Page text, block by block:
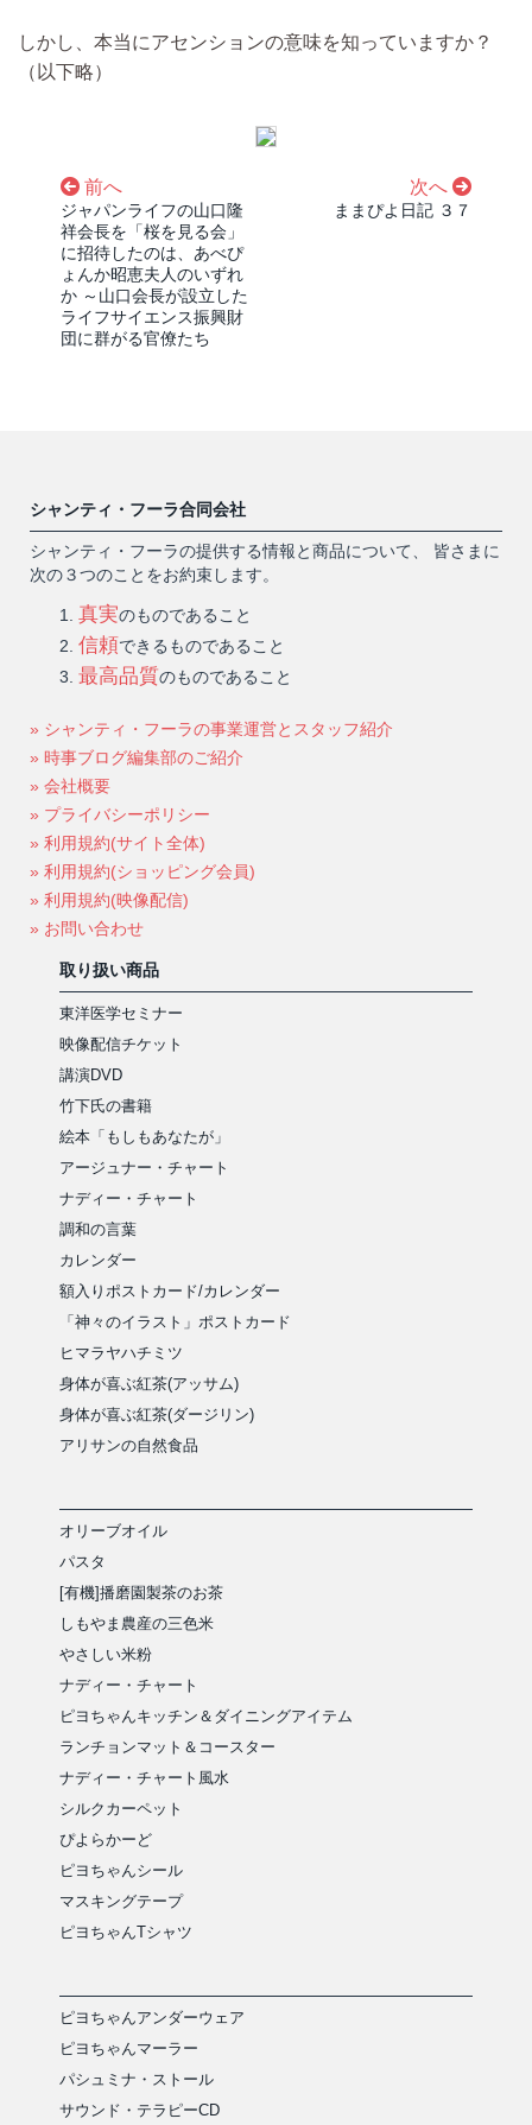
しかし、本当にアセンションの意味を知っていますか？
（以下略）
前へ
ジャパンライフの山口隆
祥会長を「桜を見る会」
に招待したのは、あべぴ
ょんか昭恵夫人のいずれ
か ～山口会長が設立した
ライフサイエンス振興財
団に群がる官僚たち
次へ
ままぴよ日記 ３７
シャンティ・フーラ合同会社
シャンティ・フーラの提供する情報と商品について、 皆さまに
次の３つのことをお約束します。
真実のものであること
信頼できるものであること
最高品質のものであること
» シャンティ・フーラの事業運営とスタッフ紹介
» 時事ブログ編集部のご紹介
» 会社概要
» プライバシーポリシー
» 利用規約(サイト全体)
» 利用規約(ショッピング会員)
» 利用規約(映像配信)
» お問い合わせ
取り扱い商品
東洋医学セミナー
映像配信チケット
講演DVD
竹下氏の書籍
絵本「もしもあなたが」
アージュナー・チャート
ナディー・チャート
調和の言葉
カレンダー
額入りポストカード/カレンダー
「神々のイラスト」ポストカード
ヒマラヤハチミツ
身体が喜ぶ紅茶(アッサム)
身体が喜ぶ紅茶(ダージリン)
アリサンの自然食品
オリーブオイル
パスタ
[有機]播磨園製茶のお茶
しもやま農産の三色米
やさしい米粉
ナディー・チャート
ピヨちゃんキッチン＆ダイニングアイテム
ランチョンマット＆コースター
ナディー・チャート風水
シルクカーペット
ぴよらかーど
ピヨちゃんシール
マスキングテープ
ピヨちゃんTシャツ
ピヨちゃんアンダーウェア
ピヨちゃんマーラー
パシュミナ・ストール
サウンド・テラピーCD